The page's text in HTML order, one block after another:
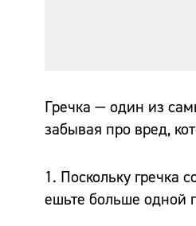
Гречка — один из
забывая про вред,
1. Поскольку гречка
ешьте больше одной